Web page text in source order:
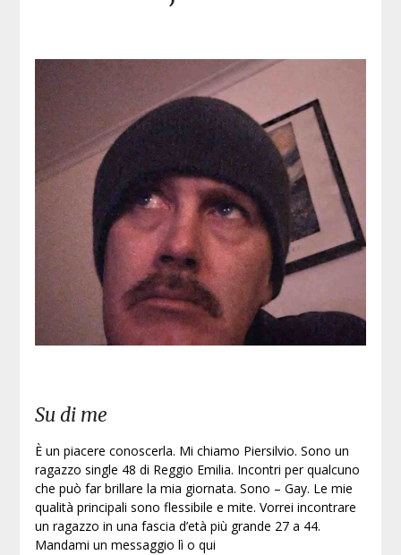
Su di me
È un piacere conoscerla. Mi chiamo Piersilvio. Sono un
ragazzo single 48 di Reggio Emilia. Incontri per qualcuno
che può far brillare la mia giornata. Sono – Gay. Le mie
qualità principali sono flessibile e mite. Vorrei incontrare
un ragazzo in una fascia d’età più grande 27 a 44.
Mandami un messaggio lì o qui